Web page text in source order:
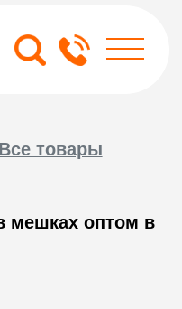
мешках оптом в